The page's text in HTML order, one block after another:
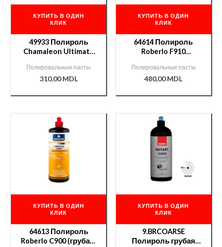
КУПИТЬ В ОДИН
КЛИК
49933 Полироль
Chamaleon Ultimate
антиголограмма 1-х
шаговая 0,5кг
Полировальные пасты
310,00MDL
КУПИТЬ В ОДИН
КЛИК
64614 Полироль
Roberlo F910
Полировальные пасты
480,00MDL
КУПИТЬ В ОДИН
КЛИК
64613 Полироль
Roberlo C900 (грубая)
КУПИТЬ В ОДИН
КЛИК
9.BRCOARSE
Полироль грубая